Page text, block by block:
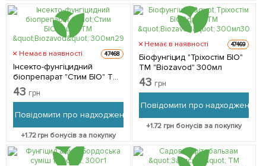
Немає в наявності 47468
Інсекто-фунгіцидний
біопрепарат "Стим БІО" ТМ
"Biozavod" 300мл
43 грн
Повідомити про надходження
+1.72грн бонусів за покупку
Немає в наявності 47469
Біофунгіцид "Тріхостім БІО"
ТМ "Biozavod" 300мл
43 грн
Повідомити про надходження
+1.72 грн бонусів за покупку